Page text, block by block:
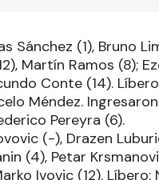
Sánchez (1), Bruno
Martín Ramos (8);
Conte (14).
Méndez.
Pereyra (6).
(-), Drazen
(4), Petar
Ivovic (12). Líbero: